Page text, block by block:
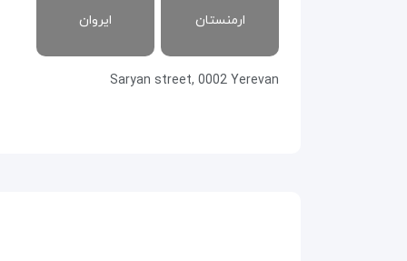
ارمنستان ایروان
Saryan street, 0002 Yerevan